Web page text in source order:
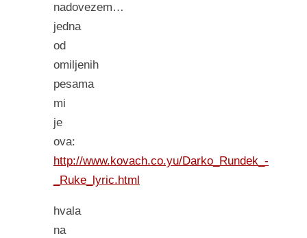
nadovezem…
jedna
od
omiljenih
pesama
mi
je
ova:
http://www.kovach.co.yu/Darko_Rundek_-
_Ruke_lyric.html
hvala
na